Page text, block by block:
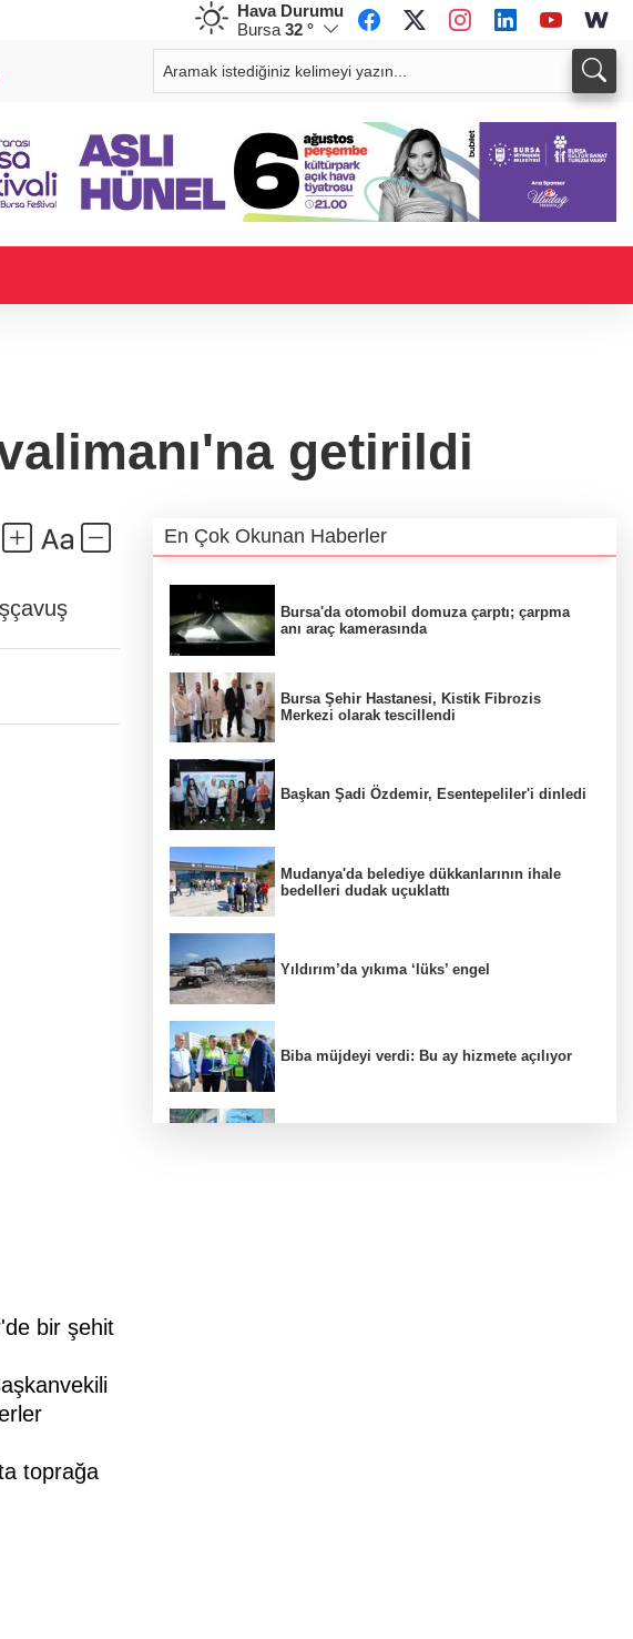
Hava Durumu
Bursa 32 °
CHF
58,7519%-0,29
33,9412
getirildi
bir şehit
toprağa
En Çok Okunan Haberler
Bursa'da otomobil domuza çarptı; çarpma
anı araç kamerasında
Bursa Şehir Hastanesi, Kistik Fibrozis
Merkezi olarak tescillendi
Başkan Şadi Özdemir, Esentepeliler'i dinledi
Mudanya'da belediye dükkanlarının ihale
bedelleri dudak uçuklattı
Yıldırım’da yıkıma ‘lüks’ engel
Biba müjdeyi verdi: Bu ay hizmete açılıyor